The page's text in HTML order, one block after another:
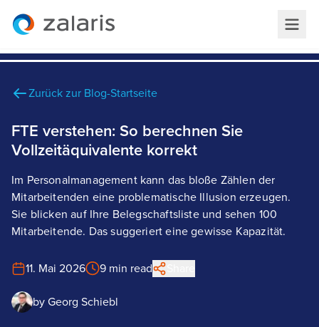
Zurück zur Blog-Startseite
FTE verstehen: So berechnen Sie
Vollzeitäquivalente korrekt
Im Personalmanagement kann das bloße Zählen der
Mitarbeitenden eine problematische Illusion erzeugen.
Sie blicken auf Ihre Belegschaftsliste und sehen 100
Mitarbeitende. Das suggeriert eine gewisse Kapazität.
11. Mai 2026 9 min read
by Georg Schiebl